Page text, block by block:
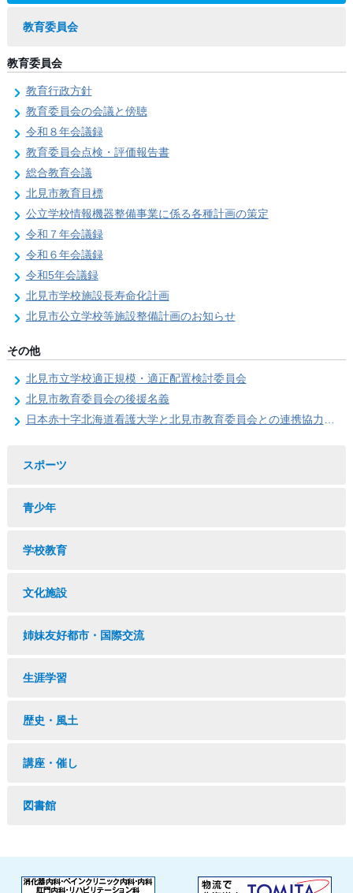
教育委員会
教育委員会
教育行政方針
教育委員会の会議と傍聴
令和８年会議録
教育委員会点検・評価報告書
総合教育会議
北見市教育目標
公立学校情報機器整備事業に係る各種計画の策定
令和７年会議録
令和６年会議録
令和5年会議録
北見市学校施設長寿命化計画
北見市公立学校等施設整備計画のお知らせ
その他
北見市立学校適正規模・適正配置検討委員会
北見市教育委員会の後援名義
日本赤十字北海道看護大学と北見市教育委員会との連携協力に関する協定の締結
スポーツ
青少年
学校教育
文化施設
姉妹友好都市・国際交流
生涯学習
歴史・風土
講座・催し
図書館